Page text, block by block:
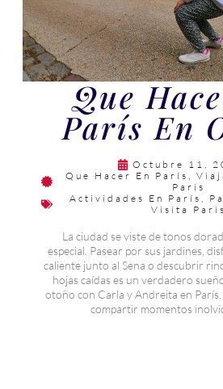
Que
París En
Octubre 11,
Que Hacer En París
Paris
Actividades En París
Visita Paris
La ciudad se viste de tonos
especial. Pasear por sus jardines,
caliente junto al Sena o descubrir
hojas caídas es un verdadero
otoño con Carla y Andreita en París,
compartir momentos